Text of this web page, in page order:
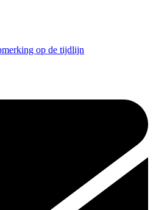
op de tijdlijn